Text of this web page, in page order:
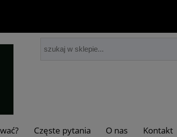
Częste pytania O nas Kontakt